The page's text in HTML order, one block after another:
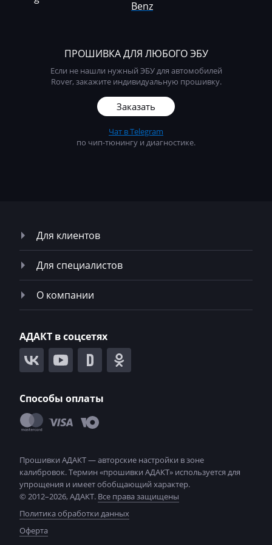
Manitou
Mecalac
Mercedes-Benz
Mercury
Metso
MG
Mini
Mitsubishi
MST
MTZ
NewHolland
Benz
ПРОШИВКА ДЛЯ ЛЮБОГО ЭБУ
Если не нашли нужный ЭБУ для автомобилей
Rover, закажите индивидуальную прошивку.
Заказать
Чат в Telegram
по чип-тюнингу и диагностике.
Для клиентов
Для специалистов
О компании
АДАКТ в соцсетях
Способы оплаты
© 2012–2026, АДАКТ. Все права защищены
Политика обработки данных
Оферта